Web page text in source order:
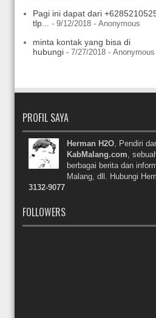
Pagi ini dapat dari
tlp...
- 9/12/2018 - Anonymous
minta kontak yang bisa di
hubungi - 7/27/2018 - Anonymous
PROFIL SAYA
Herman H2O, Pendiri
KabMalang.com,
berbagai berita dan
Malang, dll. Hubungi
3132-9077
FOLLOWERS